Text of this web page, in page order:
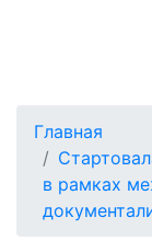
Главная
в рамках